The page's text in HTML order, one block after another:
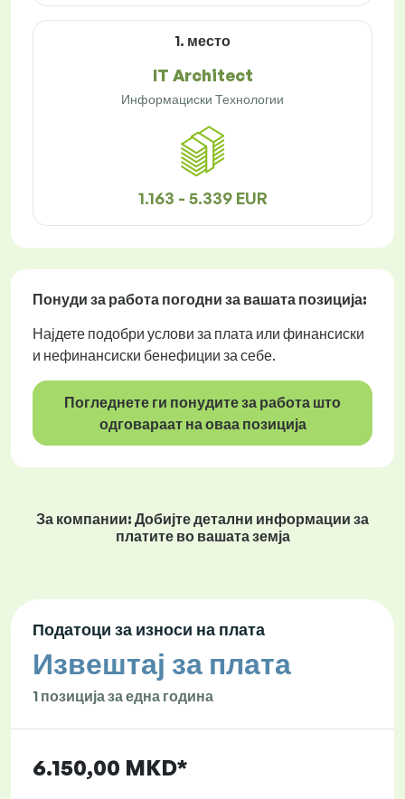
1. место
IT Architect
Информациски Технологии
1.163 - 5.339 EUR
Понуди за работа погодни за вашата позиција:
Најдете подобри услови за плата или финансиски
и нефинансиски бенефиции за себе.
Погледнете ги понудите за работа што
одговараат на оваа позиција
За компании: Добијте детални информации за
платите во вашата земја
Податоци за износи на плата
Извештај за плата
1 позиција за една година
6.150,00 MKD*